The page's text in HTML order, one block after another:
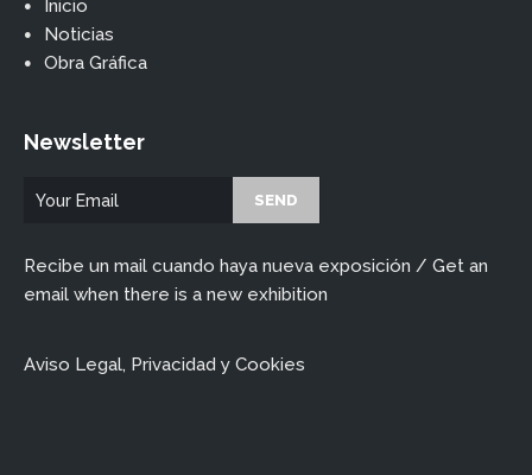
Inicio
Noticias
Obra Gráfica
Newsletter
Recibe un mail cuando haya nueva exposición / Get an
email when there is a new exhibition
Aviso Legal, Privacidad y Cookies